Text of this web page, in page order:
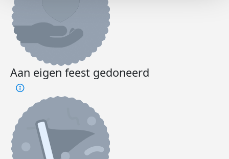
Aan eigen feest gedoneerd